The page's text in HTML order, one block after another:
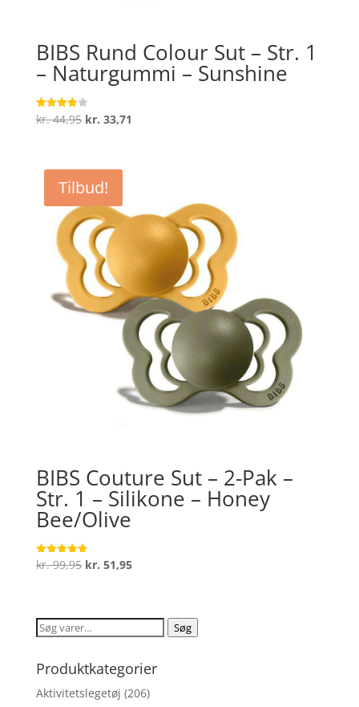
BIBS Rund Colour Sut – Str. 1
– Naturgummi – Sunshine
Vurderet
3.9
kr.44,95 Den
var:
kr. 44,95.
kr. 33,71
Tilbud!
BIBS Couture Sut – 2-Pak –
Str. 1 – Silikone – Honey
Bee/Olive
Vurderet
4.7
kr.99,95 Den
var:
kr. 99,95.
kr. 51,95Den
er:
kr. 51,95.
Søg
Søg
Produktkategorier
Aktivitetslegetøj (206)